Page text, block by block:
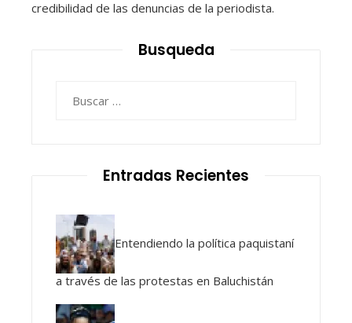
credibilidad de las denuncias de la periodista.
Busqueda
Entradas Recientes
Entendiendo la política paquistaní
a través de las protestas en Baluchistán